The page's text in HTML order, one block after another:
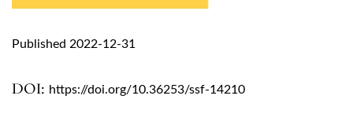
DOI: https://doi.org/10.36253/ssf-14210
Published 2022-12-31